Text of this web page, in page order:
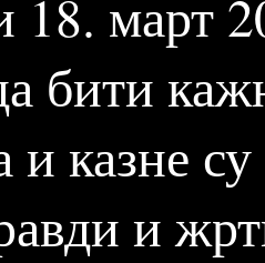
18. март
бити
казне
и